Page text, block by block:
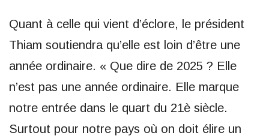
Quant à celle qui vient d’éclore, le président
Thiam soutiendra qu’elle est loin d’être une
année ordinaire. « Que dire de 2025 ? Elle
n’est pas une année ordinaire. Elle marque
notre entrée dans le quart du 21è siècle.
Surtout pour notre pays où on doit élire un